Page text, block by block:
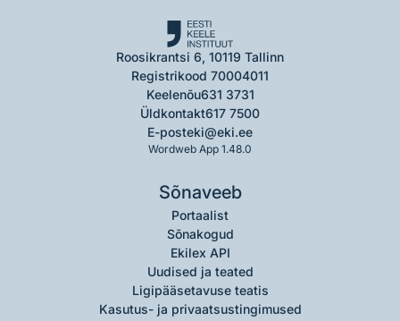
Roosikrantsi 6, 10119 Tallinn
Registrikood 70004011
Keelenõu631 3731
Üldkontakt617 7500
E-posteki@eki.ee
Wordweb App 1.48.0
Sõnaveeb
Portaalist
Sõnakogud
Ekilex API
Uudised ja teated
Ligipääsetavuse teatis
Kasutus- ja privaatsustingimused